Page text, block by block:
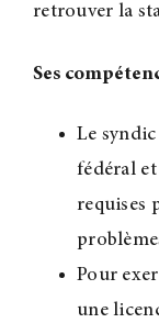
retrouver la
Ses
Le
fédéral
requises
Pour
une